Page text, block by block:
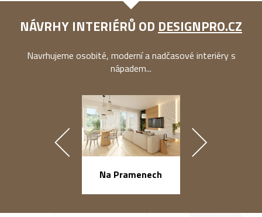
NÁVRHY INTERIÉRŮ OD DESIGNPRO.CZ
Navrhujeme osobité, moderní a nadčasové interiéry s
nápadem...
Na Pramenech